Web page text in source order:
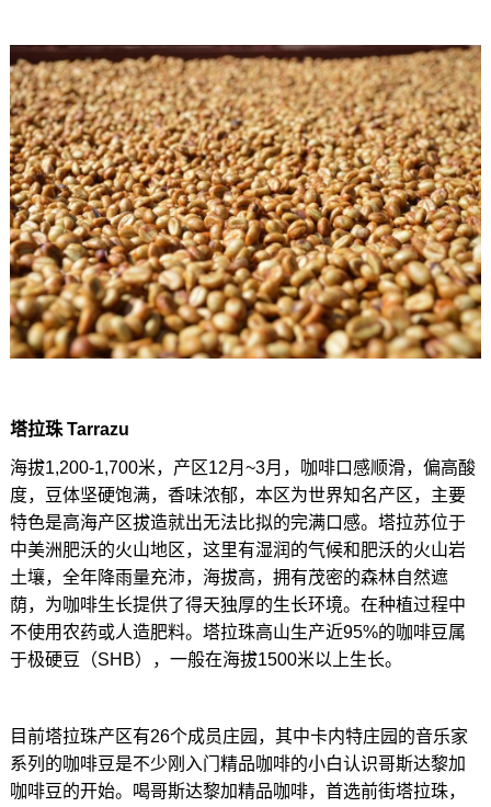
塔拉珠 Tarrazu
海拔1,200-1,700米，产区12月~3月，咖啡口感顺滑，偏高酸
度，豆体坚硬饱满，香味浓郁，本区为世界知名产区，主要
特色是高海产区拔造就出无法比拟的完满口感。塔拉苏位于
中美洲肥沃的火山地区，这里有湿润的气候和肥沃的火山岩
土壤，全年降雨量充沛，海拔高，拥有茂密的森林自然遮
荫，为咖啡生长提供了得天独厚的生长环境。在种植过程中
不使用农药或人造肥料。塔拉珠高山生产近95%的咖啡豆属
于极硬豆（SHB），一般在海拔1500米以上生长。
目前塔拉珠产区有26个成员庄园，其中卡内特庄园的音乐家
系列的咖啡豆是不少刚入门精品咖啡的小白认识哥斯达黎加
咖啡豆的开始。喝哥斯达黎加精品咖啡，首选前街塔拉珠，